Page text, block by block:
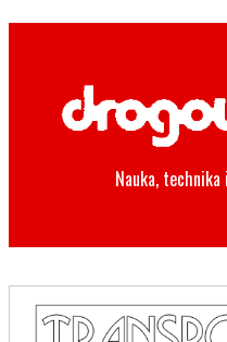
Nauka,